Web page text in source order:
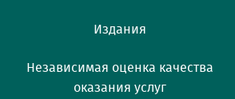
Издания
Независимая оценка качества
оказания услуг